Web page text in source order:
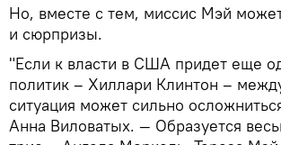
Но, вместе с тем, миссис Мэй
и сюрпризы.
"Если к власти в США придет еще
политик – Хиллари Клинтон –
ситуация может сильно
Анна Виловатых. — Образуется